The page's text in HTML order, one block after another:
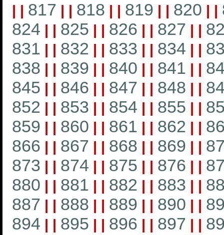
| | 817 | | 818 | | 819 | | 820 | |
824 | | 825 | | 826 | | 827 | |
831 | | 832 | | 833 | | 834 | |
838 | | 839 | | 840 | | 841 | |
845 | | 846 | | 847 | | 848 | |
852 | | 853 | | 854 | | 855 | |
859 | | 860 | | 861 | | 862 | |
866 | | 867 | | 868 | | 869 | |
873 | | 874 | | 875 | | 876 | |
880 | | 881 | | 882 | | 883 | |
887 | | 888 | | 889 | | 890 | |
894 | | 895 | | 896 | | 897 | |